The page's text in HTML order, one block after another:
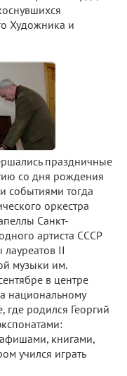
Художника и
праздничные
со дня рождения
событиями тогда
оркестра
Санкт-
артиста СССР
II
музыки им.
в центре
национальному
родился Георгий
книгами,
учился играть